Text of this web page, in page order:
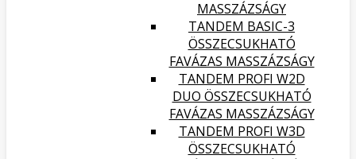
MASSZÁZSÁGY
TANDEM BASIC-3
ÖSSZECSUKHATÓ
FAVÁZAS MASSZÁZSÁGY
TANDEM PROFI W2D
DUO ÖSSZECSUKHATÓ
FAVÁZAS MASSZÁZSÁGY
TANDEM PROFI W3D
ÖSSZECSUKHATÓ